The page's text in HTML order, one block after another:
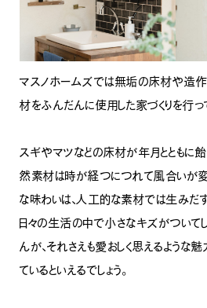
家づくり相談会
マスノホームズでは無垢の床材や造作
材をふんだんに使用した家づくりを行っ
スギやマツなどの床材が年月とともに飴
然素材は時が経つにつれて風合いが変
な味わいは、人工的な素材では生みだす
日々の生活の中で小さなキズがついてし
んが、それさえも愛おしく思えるような
ているといえるでしょう。